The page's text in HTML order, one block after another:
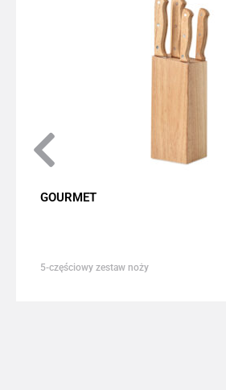
GOURMET
5-częściowy zestaw noży